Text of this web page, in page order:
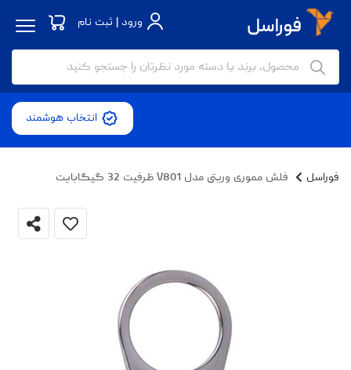
ورود | ثبت نام
انتخاب هوشمند
فوراسل فلش مموری وریتی مدل V801 ظرفیت 32 گیگابایت